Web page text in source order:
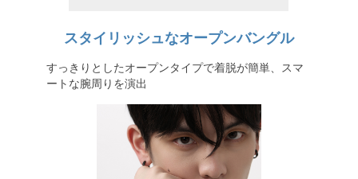
スタイリッシュなオープンバングル
すっきりとしたオープンタイプで着脱が簡単、スマ
ートな腕周りを演出